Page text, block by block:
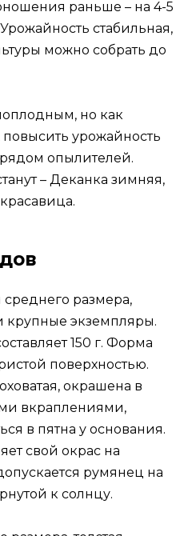
раньше – на 4-5
стабильная,
можно собрать до
но как
повысить урожайность
опылителей.
– Деканка зимняя,
размера,
крупные экземпляры.
150 г. Форма
поверхностью.
окрашена в
вкраплениями,
в пятна у основания.
свой окрас на
румянец на
к солнцу.